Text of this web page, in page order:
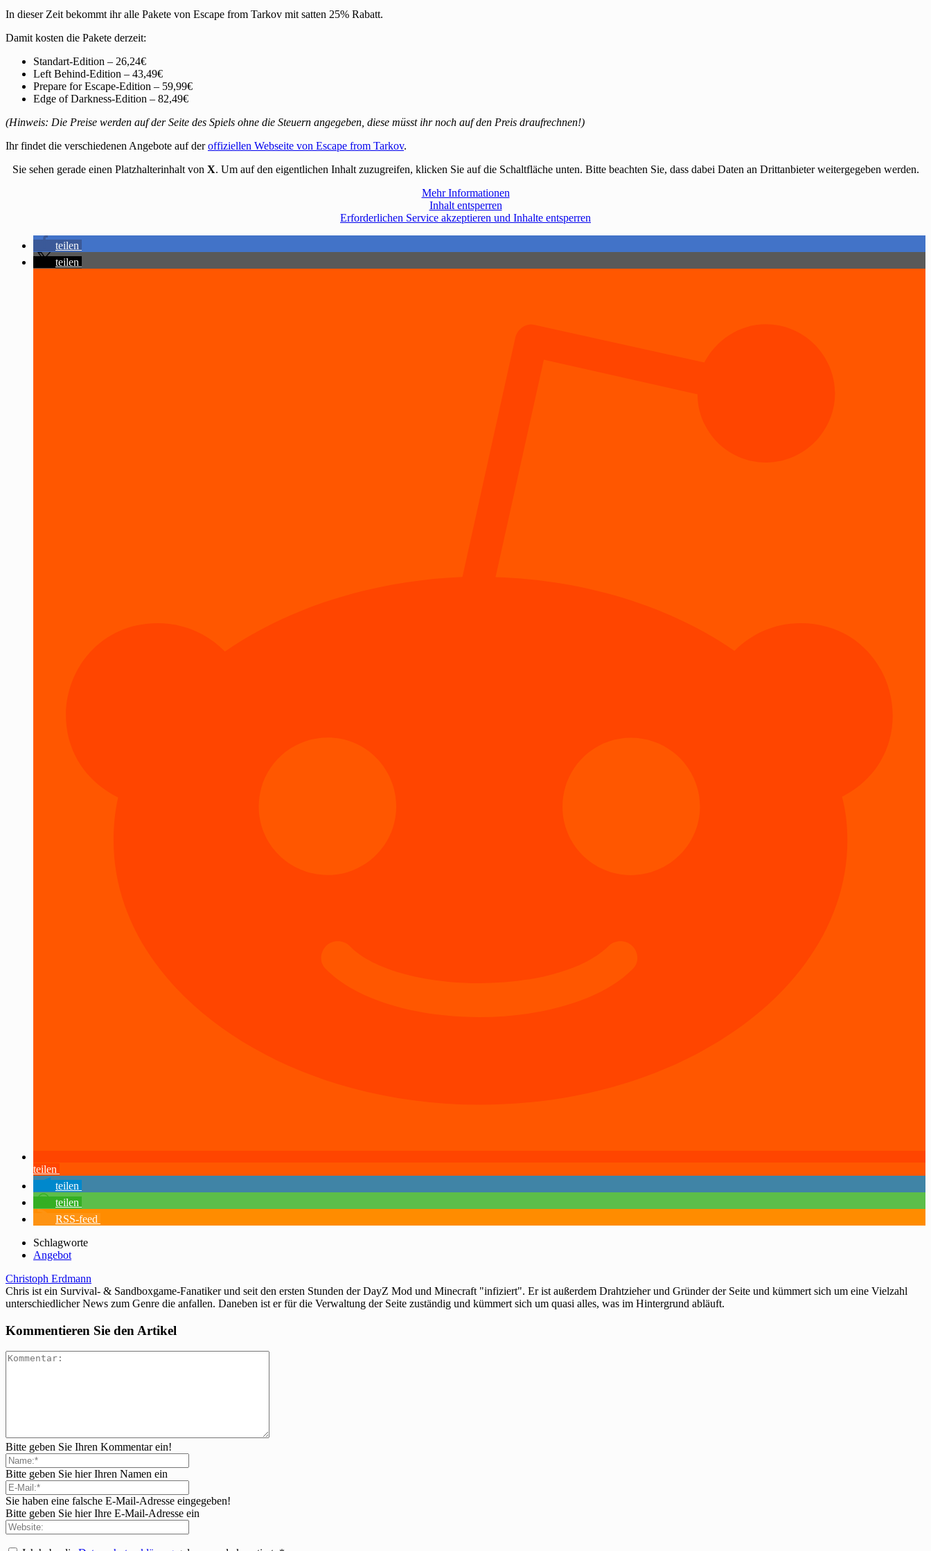
In dieser Zeit bekommt ihr alle Pakete von Escape from Tarkov mit satten 25% Rabatt.
Damit kosten die Pakete derzeit:
Standart-Edition – 26,24€
Left Behind-Edition – 43,49€
Prepare for Escape-Edition – 59,99€
Edge of Darkness-Edition – 82,49€
(Hinweis: Die Preise werden auf der Seite des Spiels ohne die Steuern angegeben, diese müsst ihr noch auf den Preis draufrechnen!)
Ihr findet die verschiedenen Angebote auf deroffiziellen Webseite von Escape from Tarkov.
Sie sehen gerade einen Platzhalterinhalt von X. Um auf den eigentlichen Inhalt zuzugreifen, klicken Sie auf die Schaltfläche unten. Bitte beachten Sie, dass dabei Daten an Drittanbieter weitergegeben werden.
Mehr Informationen
Inhalt entsperren
Erforderlichen Service akzeptieren und Inhalte entsperren
teilen
teilen
teilen
teilen
teilen
RSS-feed
Schlagworte
Angebot
Christoph Erdmann
Chris ist ein Survival- & Sandboxgame-Fanatiker und seit den ersten Stunden der DayZ Mod und Minecraft "infiziert". Er ist außerdem Drahtzieher und Gründer der Seite und kümmert sich um eine Vielzahl
unterschiedlicher News zum Genre die anfallen. Daneben ist er für die Verwaltung der Seite zuständig und kümmert sich um quasi alles, was im Hintergrund abläuft.
Kommentieren Sie den Artikel
Bitte geben Sie Ihren Kommentar ein!
Bitte geben Sie hier Ihren Namen ein
Sie haben eine falsche E-Mail-Adresse eingegeben!
Bitte geben Sie hier Ihre E-Mail-Adresse ein